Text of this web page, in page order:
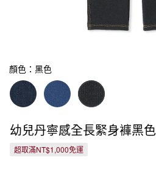
顏色：黑色
幼兒丹寧感全長緊身褲黑色
超取滿NT$1,000免運